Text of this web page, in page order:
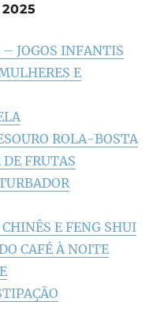
JOGOS INFANTIS
E
ROLA-BOSTA
FRUTAS
E FENG SHUI
CAFÉ À NOITE